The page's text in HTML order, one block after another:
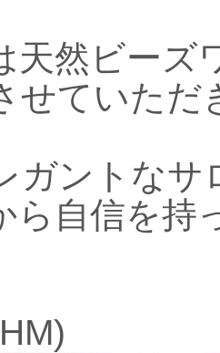
天然ビーズ
せていただ
ガントなサ
ら自信を持